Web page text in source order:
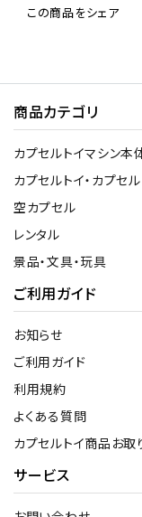
この商品をシェア
商品カテゴリ
カプセルトイマシン本
カプセルトイ・カプセル
空カプセル
レンタル
景品・文具・玩具
ご利用ガイド
お知らせ
ご利用ガイド
利用規約
よくある質問
カプセルトイ商品お取
サービス